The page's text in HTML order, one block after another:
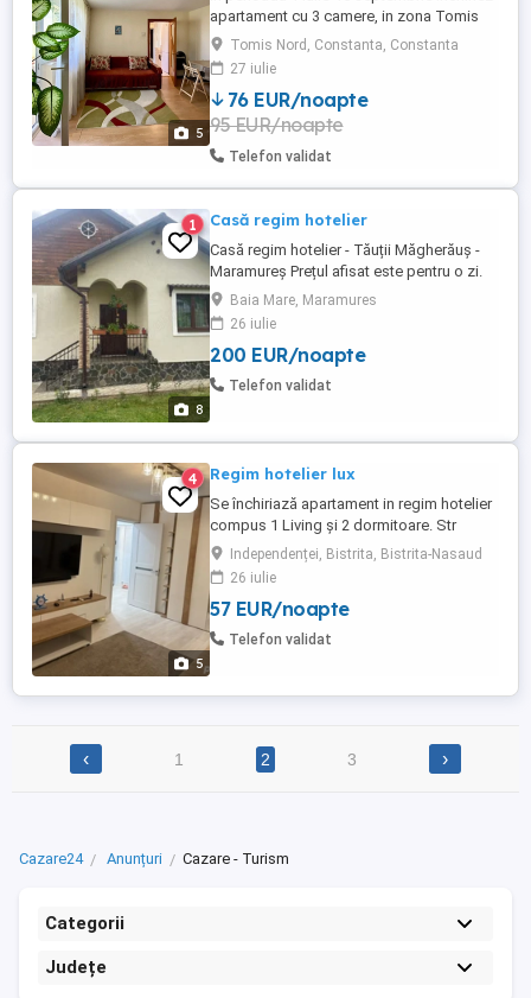
5
apartament cu 3 camere, in zona Tomis
Nord, mobilat si utilat, In apropiere se afla
Statiunea Mamaia, City Park Mall, Satul de
Vacanta , Parcul Tabacariei , Mega Image,
Carrefour, cafenele. Dispune de aer
conditionat si cate un TV led in fiecare
camera. Este ...
Tomis Nord, Constanta, Constanta
27 iulie
76 EUR/noapte
95 EUR/noapte
Telefon validat
8
1 Casă regim hotelier
Casă regim hotelier - Tăuții Măgherăuș -
Maramureș Prețul afisat este pentru o zi.
La mai multe zile se negociază.
Baia Mare, Maramures
26 iulie
200 EUR/noapte
Telefon validat
5
4 Regim hotelier lux
Se închiriază apartament in regim hotelier
compus 1 Living și 2 dormitoare. Str
PietrosuIndependenței, Bistrita, Bistrita-Nasaud
26 iulie
57 EUR/noapte
Telefon validat
‹ 1 2 3 ›
Cazare24 Anunțuri Cazare - Turism
Categorii
Județe